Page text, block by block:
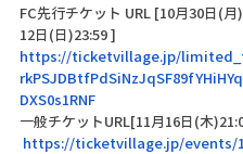
FC先行チケット URL [10月30日(月
12日(日)23:59 ]
https://ticketvillage.jp/
DXS0s1RNF
一般チケットURL[11月16日(木
https://ticketvillage.jp/events/